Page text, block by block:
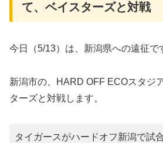
て、ベイスターズと対戦
今日（5/13）は、新潟県への遠征で
新潟市の、HARD OFF ECOスタジ
ターズと対戦します。
タイガースがハードオフ新潟で試